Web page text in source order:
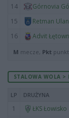
14
Górnovia
15
Retman
16
Advit
M mecze, Pkt
STALOWA WOLA >
LP DRUŻYNA
1 ŁKS Łowisko